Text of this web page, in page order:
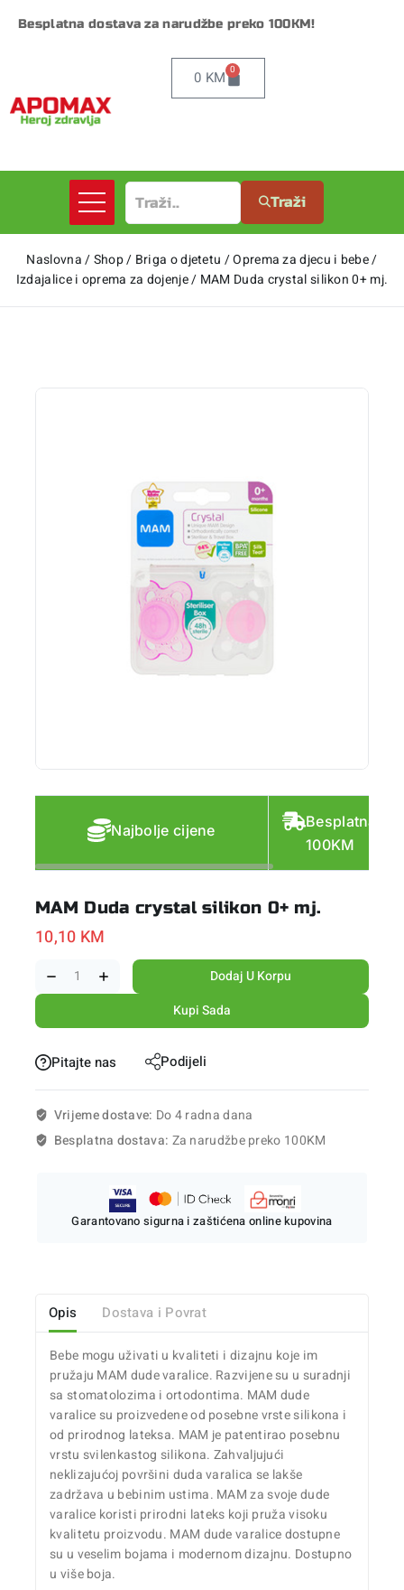
Besplatna dostava za narudžbe preko 100KM!
0 KM 0
Traži
Naslovna/Shop/ Briga o djetetu /Oprema za djecu i bebe/
Izdajalice i oprema za dojenje/ MAM Duda crystal silikon 0+ mj.
Najbolje cijene
Besplatna
100KM
MAM Duda crystal silikon 0+ mj.
10,10 KM
Dodaj U Korpu
Kupi Sada
Pitajte nas Podijeli
Vrijeme dostave: Do 4 radna dana
Besplatna dostava: Za narudžbe preko 100KM
Garantovano sigurna i zaštićena online kupovina
Opis Dostava i Povrat
Bebe mogu uživati u kvaliteti i dizajnu koje im
pružaju MAM dude varalice. Razvijene su u suradnji
sa stomatolozima i ortodontima. MAM dude
varalice su proizvedene od posebne vrste silikona i
od prirodnog lateksa. MAM je patentirao posebnu
vrstu svilenkastog silikona. Zahvaljujući
neklizajućoj površini duda varalica se lakše
zadržava u bebinim ustima. MAM za svoje dude
varalice koristi prirodni lateks koji pruža visoku
kvalitetu proizvodu. MAM dude varalice dostupne
su u veselim bojama i modernom dizajnu. Dostupno
u više boja.